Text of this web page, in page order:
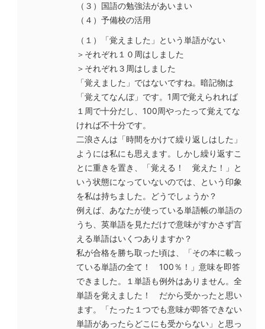
（３）国語の勉強法があいまい
（４）予備校の活用
（１）「覚えました」という単語がない
＞それぞれ１０周はしました
＞それぞれ３周はしました
「覚えました」ではないですね。暗記物は
「覚えてなんぼ」です。1周で覚えられれば
１周で十分だし、100周やったって覚えてな
ければ不十分です。
二浪さんは「時間をかけて繰り返しはした」
ようには私にも思えます。しかし繰り返すこ
とに重きを置き、「覚える！ 覚えた！」と
いう状態になっていないのでは、という印象
を私は持ちました。どうでしょうか？
例えば、あなたが使っている単語帳の単語の
うち、英単語を見ただけで意味がすかさず言
える単語はいくつありますか？
私が合格を勝ち取った頃は、「その本に載っ
ている単語の全て！ 100％！」意味を即答
できました。１単語も例外はありません。全
単語を覚えました！ だから受かったと思い
ます。「たった１つでも意味が即答できない
単語があったらどこにも受からない」と思っ